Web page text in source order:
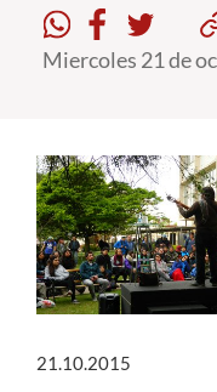
Miercoles 21 de
21.10.2015